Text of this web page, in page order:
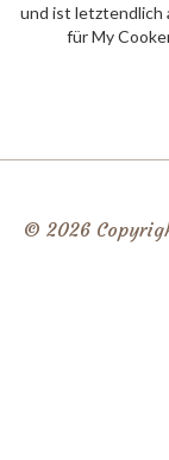
und ist letztendlich
für My
© 2026